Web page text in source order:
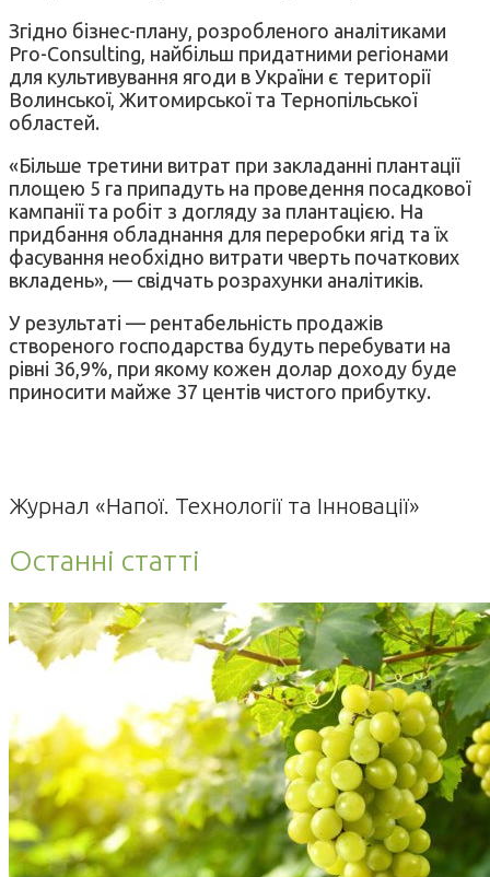
Згідно бізнес-плану, розробленого аналітиками
Pro-Consulting, найбільш придатними регіонами
для культивування ягоди в України є території
Волинської, Житомирської та Тернопільської
областей.
«Більше третини витрат при закладанні плантації
площею 5 га припадуть на проведення посадкової
кампанії та робіт з догляду за плантацією. На
придбання обладнання для переробки ягід та їх
фасування необхідно витрати чверть початкових
вкладень», — свідчать розрахунки аналітиків.
У результаті — рентабельність продажів
створеного господарства будуть перебувати на
рівні 36,9%, при якому кожен долар доходу буде
приносити майже 37 центів чистого прибутку.
Журнал «Напої. Технології та Інновації»
Останні статті